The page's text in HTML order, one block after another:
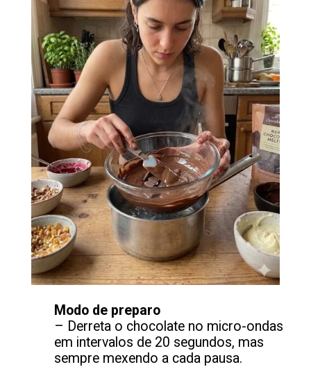
Modo de preparo
– Derreta o chocolate no micro-ondas
em intervalos de 20 segundos, mas
sempre mexendo a cada pausa.